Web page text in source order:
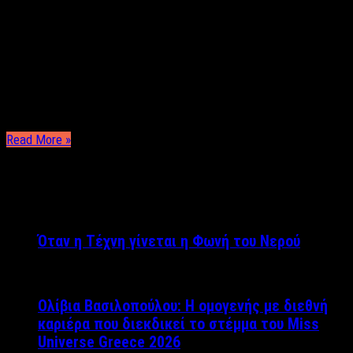
Read More »
Όταν η Τέχνη γίνεται η Φωνή του Νερού
Ολίβια Βασιλοπούλου: Η ομογενής με διεθνή
καριέρα που διεκδικεί το στέμμα του Miss
Universe Greece 2026